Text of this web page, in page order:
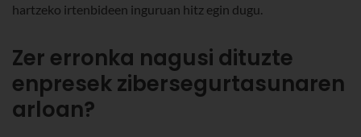
hartzeko irtenbideen inguruan hitz egin dugu.
Zer erronka nagusi dituzte
enpresek zibersegurtasunaren
arloan?